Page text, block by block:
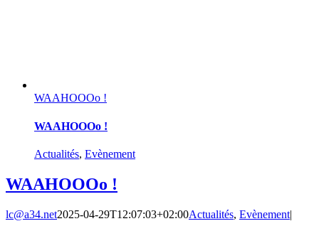
WAAHOOOo !
WAAHOOOo !
Actualités, Evènement
WAAHOOOo !
lc@a34.net2025-04-29T12:07:03+02:00Actualités, Evènement|